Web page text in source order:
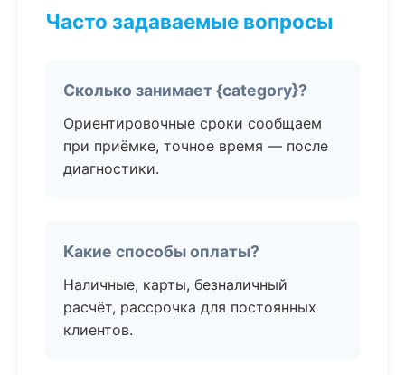
Часто задаваемые вопросы
Сколько занимает {category}?
Ориентировочные сроки сообщаем
при приёмке, точное время — после
диагностики.
Какие способы оплаты?
Наличные, карты, безналичный
расчёт, рассрочка для постоянных
клиентов.